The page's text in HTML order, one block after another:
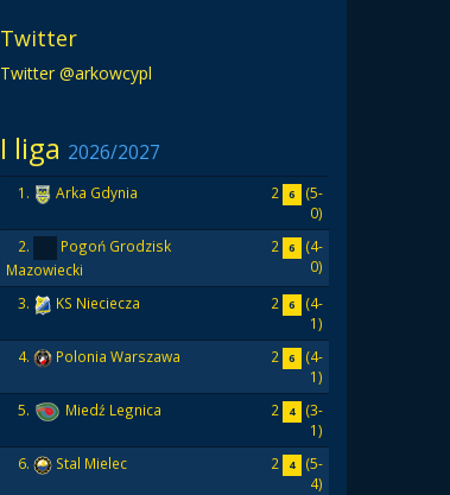
Twitter
Twitter @arkowcypl
I liga 2026/2027
1. Arka Gdynia 2 6
(5-
0)
2.
Pogoń Grodzisk
Mazowiecki
2 6
(4-
0)
3.
KS Nieciecza 2 6
(4-
1)
4.
Polonia Warszawa 2 6
(4-
1)
5.
Miedź Legnica 2 4
(3-
1)
6.
Stal Mielec 2 4
(5-
4)